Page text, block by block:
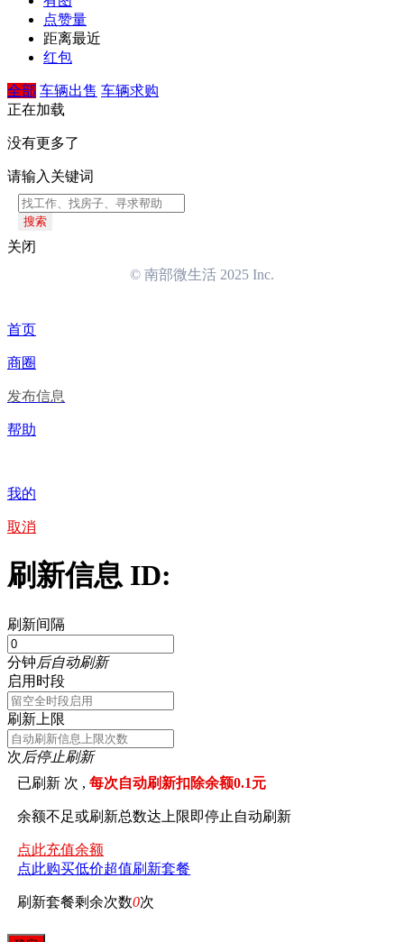
点赞量
距离最近
红包
全部 车辆出售 车辆求购
正在加载
没有更多了
请输入关键词
搜索
关闭
© 南部微生活 2025 Inc.
首页
商圈
发布信息
帮助
我的
取消
刷新信息 ID:
刷新间隔
分钟后自动刷新
启用时段
刷新上限
次后停止刷新
已刷新 次 ,每次自动刷新扣除余额0.1元
余额不足或刷新总数达上限即停止自动刷新
点此充值余额
点此购买低价超值刷新套餐
刷新套餐剩余次数0次